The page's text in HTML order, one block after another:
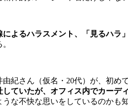
よるハラスメント、「見るハラ
紀さん（仮名・20代）が、初め
ていたが、オフィス内でカーデ
な不快な思いをしているのかも